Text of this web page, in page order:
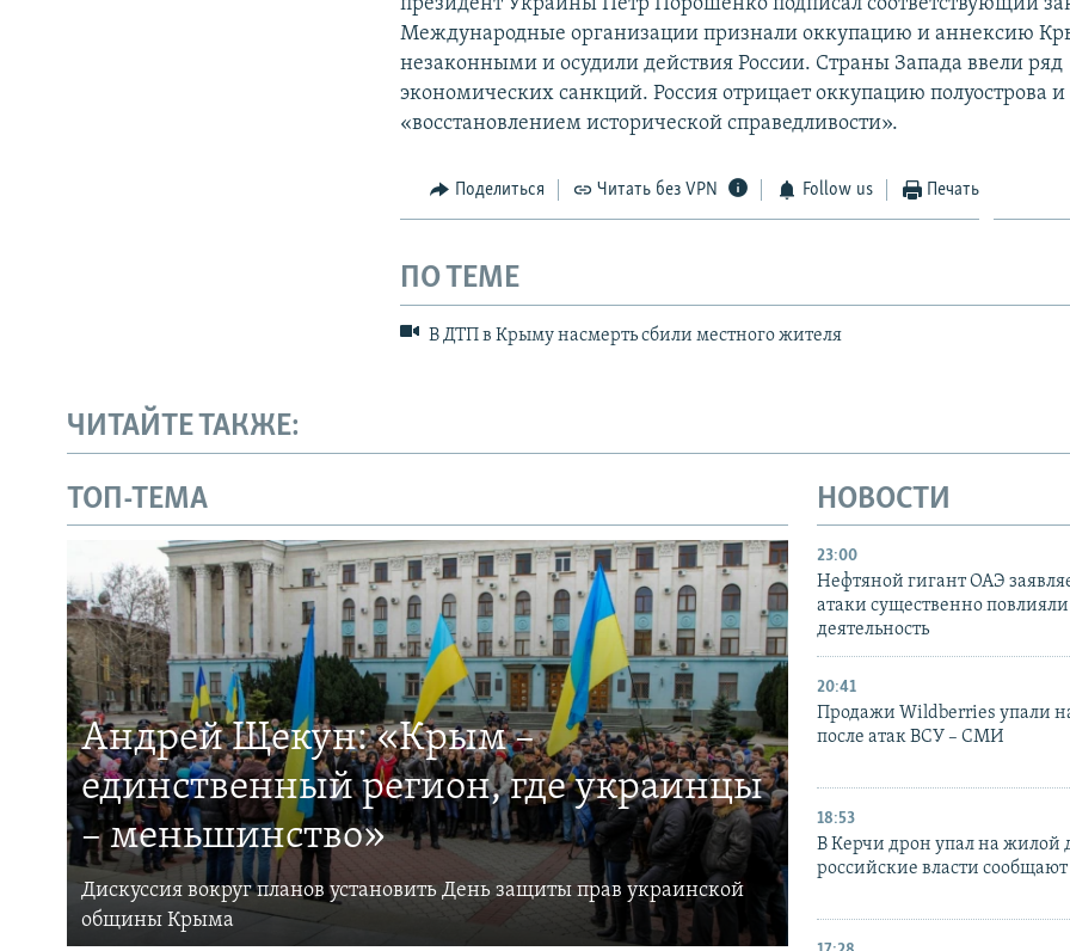
Международные организации признали оккупацию и аннексию
незаконными и осудили действия России. Страны Запада ввели ряд
экономических санкций. Россия отрицает оккупацию полуострова и
«восстановлением исторической справедливости».
Поделиться Читать без VPN Follow us Печать
ПО ТЕМЕ
В ДТП в Крыму насмерть сбили местного жителя
ЧИТАЙТЕ ТАКЖЕ:
ТОП-ТЕМА
Андрей Щекун: «Крым –
единственный регион, где украинцы
– меньшинство»
Дискуссия вокруг планов установить День защиты прав украинской
общины Крыма
НОВОСТИ
23:00
Нефтяной гигант ОАЭ
атаки существенно повлияли
деятельность
20:41
Продажи Wildberries упали
после атак ВСУ – СМИ
18:53
В Керчи дрон упал на жилой
российские власти